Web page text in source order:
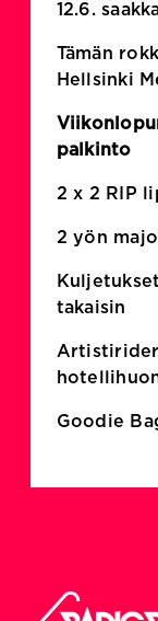
12.6.
Tämän
Hellsinki
palkinto
2 x 2 RIP
2 yön
takaisin
Goodie